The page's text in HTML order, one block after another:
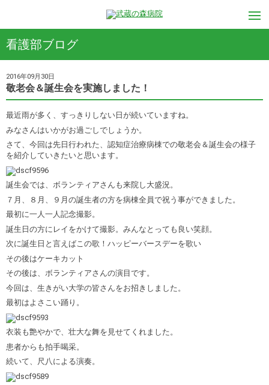
看護部ブログ
2016年09月30日
敬老会＆誕生会を実施しました！
最近雨が多く、すっきりしない日が続いていますね。
みなさんはいかがお過ごしでしょうか。
さて、今回は先日行われた、認知症治療病棟での敬老会＆誕生会の様子
を紹介していきたいと思います。
誕生会では、ボランティアさんも来院し大盛況。
７月、８月、９月の誕生者の方を病棟全員で祝う事ができました。
最初に一人一人記念撮影。
誕生日の方にレイをかけて撮影。みんなとっても良い笑顔。
次に誕生日と言えばこの歌！ハッピーバースデーを歌い
その後はケーキカット
その後は、ボランティアさんの演目です。
今回は、生きがい大学の皆さんをお招きしました。
最初はよさこい踊り。
衣装も艶やかで、壮大な舞を見せてくれました。
患者からも拍手喝采。
続いて、尺八による演奏。